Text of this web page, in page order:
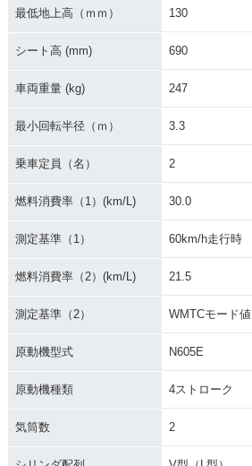
最低地上高（ｍｍ） 130
シート高 (mm) 690
車両重量 (kg) 247
最小回転半径（ｍ） 3.3
乗車定員（名） 2
燃料消費率（1）(km/L) 30.0
測定基準（1） 60km/h走行時
燃料消費率（2）(km/L) 21.5
測定基準（2） WMTCモード値
原動機型式 N605E
原動機種類 4ストローク
気筒数 2